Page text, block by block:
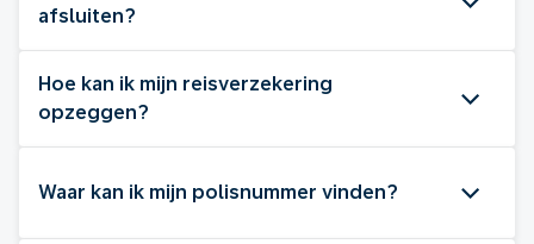
afsluiten?
Hoe kan ik mijn reisverzekering
opzeggen?
Waar kan ik mijn polisnummer vinden?